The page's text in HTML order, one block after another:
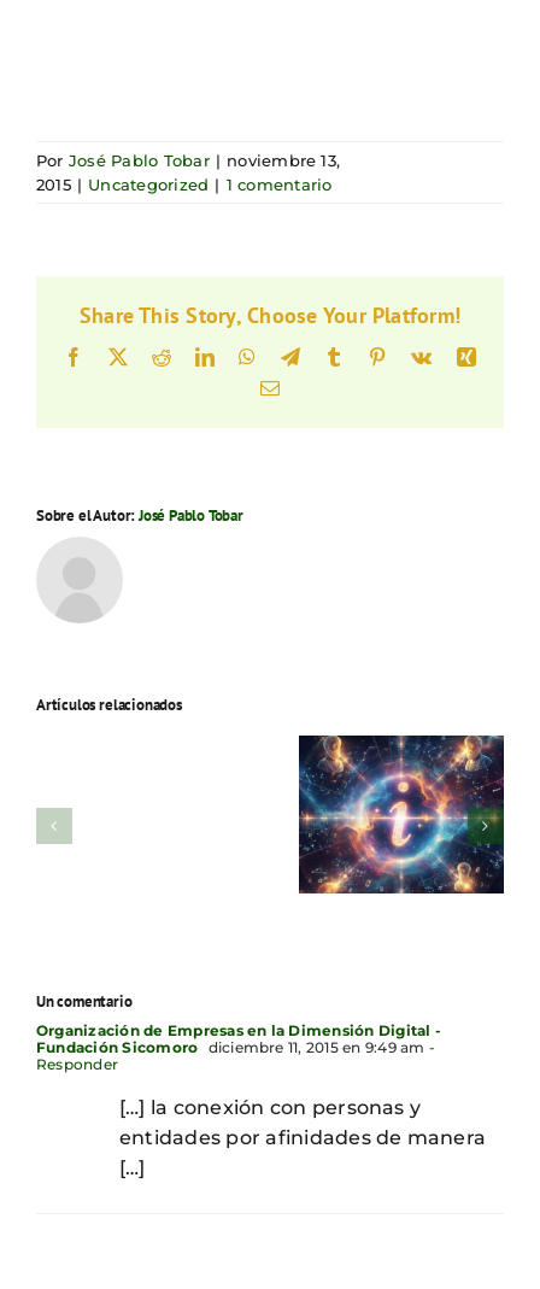
Por José Pablo Tobar | noviembre 13,
2015 | Uncategorized | 1 comentario
Share This Story, Choose Your Platform!
Facebook
X RedditLinkedInWhatsApp
TelegramTumblr Pinterest
Vk
Xing
Correo
Sobre el Autor:José Pablo Tobar
Artículos relacionados
Un comentario
Organización de Empresas en la Dimensión Digital -
Fundación Sicomoro diciembre 11, 2015 en 9:49 am -
Responder
[…] la conexión con personas y
entidades por afinidades de manera
[…]